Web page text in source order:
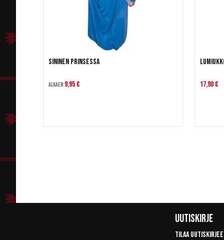
Sininen Prinsessa
Alkaen 9,95 € 17,90 €
Uutiskirje
Tilaa